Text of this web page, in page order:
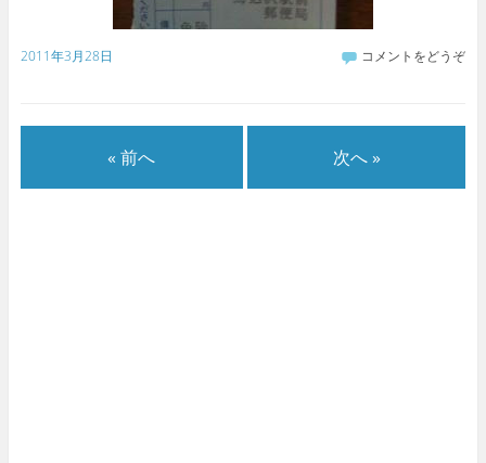
2011年3月28日 コメントをどうぞ
« 前へ 次へ »